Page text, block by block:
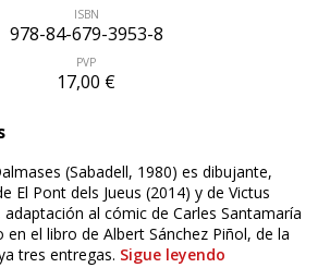
ISBN
978-84-679-3953-8
PVP
17,00 €
(Sabadell, 1980) es dibujante,
El Pont dels Jueus (2014) y de Victus
adaptación al cómic de Carles Santamaría
en el libro de Albert Sánchez Piñol, de la
tres entregas. Sigue leyendo